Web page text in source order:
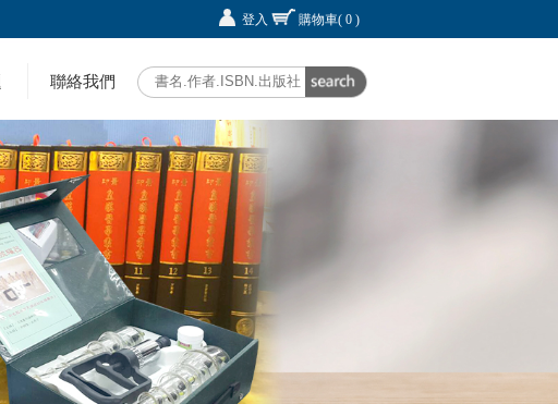
登入 購物車( 0 )
聯絡我們